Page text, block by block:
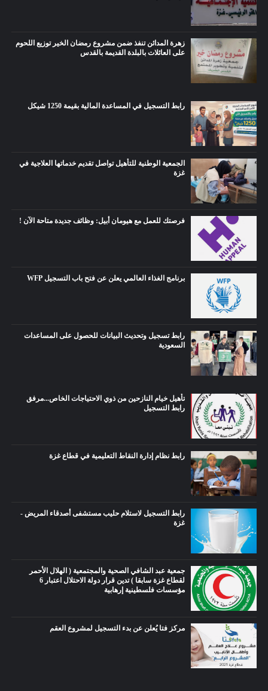
زهرة المدائن تنفذ ضمن مشروع رمضان الخير توزيع اللحوم
على العائلات بالبلدة القديمة بالقدس
رابط التسجيل في المساعدة المالية بقيمة 1250 شيكل
الجمعية الوطنية للتأهيل تواصل تقديم خدماتها العلاجية في
غزة
فرصتك للعمل مع هيومان أبيل: وظائف جديدة متاحة الآن !
برنامج الغذاء العالمي يعلن عن فتح باب التسجيل WFP
رابط تسجيل وتحديث البيانات للحصول على المساعدات
السعودية
تأهيل خيام النازحين من ذوي الاحتياجات الخاص...مرفق
رابط التسجيل
رابط نظام إدارة النقاط التعليمية في قطاع غزة
رابط التسجيل لاستلام حليب مستشفى أصدقاء المريض -
غزة
جمعية عبد الشافي الصحية والمجتمعية ( الهلال الأحمر
لقطاع غزة سابقا ) تدين قرار دولة الاحتلال اعتبار 6
مؤسسات فلسطينية إرهابية
مركز فتا يُعلن عن بدء التسجيل لمشروع العقم